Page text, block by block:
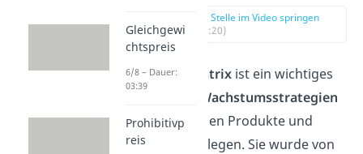
zur Stelle im Video springen
(00:20)
DieAnsoff Matrixist ein wichtiges
Wachstumsstrategien
für die einzelnen Produkte und
Märkte festzulegen. Sie wurde von
Gleichgewi
chtspreis
6/8 – Dauer:
03:39
Prohibitivp
reis